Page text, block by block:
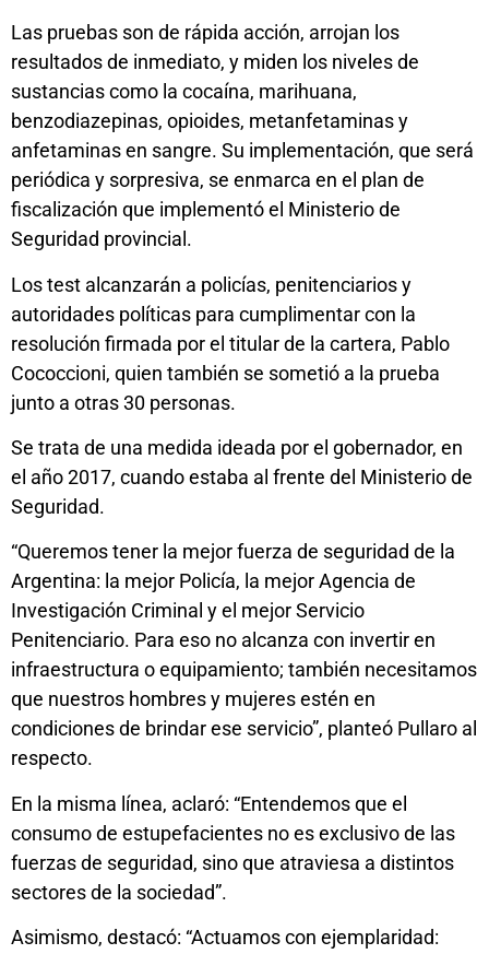
Las pruebas son de rápida acción, arrojan los
resultados de inmediato, y miden los niveles de
sustancias como la cocaína, marihuana,
benzodiazepinas, opioides, metanfetaminas y
anfetaminas en sangre. Su implementación, que será
periódica y sorpresiva, se enmarca en el plan de
fiscalización que implementó el Ministerio de
Seguridad provincial.
Los test alcanzarán a policías, penitenciarios y
autoridades políticas para cumplimentar con la
resolución firmada por el titular de la cartera, Pablo
Cococcioni, quien también se sometió a la prueba
junto a otras 30 personas.
Se trata de una medida ideada por el gobernador, en
el año 2017, cuando estaba al frente del Ministerio de
Seguridad.
“Queremos tener la mejor fuerza de seguridad de la
Argentina: la mejor Policía, la mejor Agencia de
Investigación Criminal y el mejor Servicio
Penitenciario. Para eso no alcanza con invertir en
infraestructura o equipamiento; también necesitamos
que nuestros hombres y mujeres estén en
condiciones de brindar ese servicio”, planteó Pullaro al
respecto.
En la misma línea, aclaró: “Entendemos que el
consumo de estupefacientes no es exclusivo de las
fuerzas de seguridad, sino que atraviesa a distintos
sectores de la sociedad”.
Asimismo, destacó: “Actuamos con ejemplaridad: